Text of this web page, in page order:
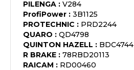
PILENGA : V284
ProfiPower : 3B1125
PROTECHNIC : PRD2244
QUARO : QD4798
QUINTON HAZELL : BDC4744
R BRAKE : 78RBD20113
RAICAM : RD00460